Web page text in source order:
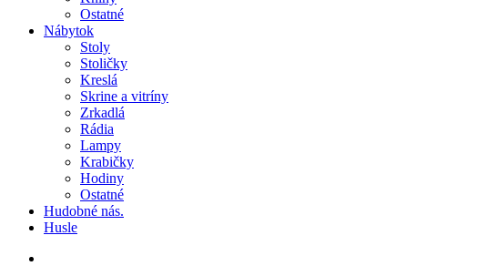
Ostatné
Nábytok
Stoly
Stoličky
Kreslá
Skrine a vitríny
Zrkadlá
Rádia
Lampy
Krabičky
Hodiny
Ostatné
Hudobné nás.
Husle